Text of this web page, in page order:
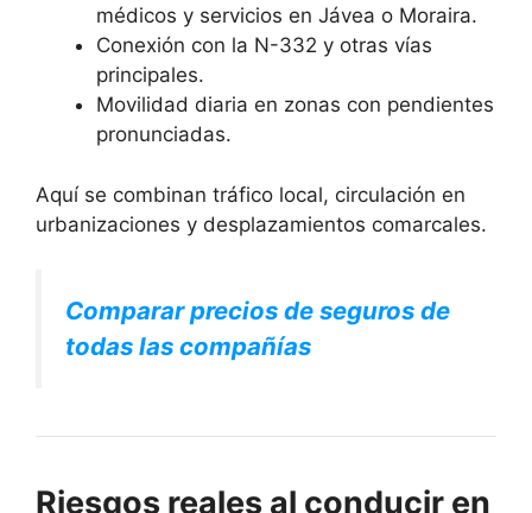
médicos y servicios en Jávea o Moraira.
Conexión con la N-332 y otras vías
principales.
Movilidad diaria en zonas con pendientes
pronunciadas.
Aquí se combinan tráfico local, circulación en
urbanizaciones y desplazamientos comarcales.
Comparar precios de seguros de
todas las compañías
Riesgos reales al conducir en